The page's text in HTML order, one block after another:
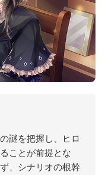
謎を把握し、ヒロ
ことが前提とな
、シナリオの根幹